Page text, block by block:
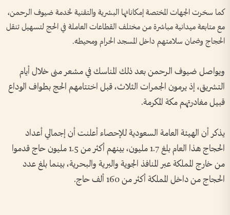
كما سخرت الجهات المختصة إمكاناتها البشرية والتقنية لخدمة ضيوف الرحمن،
مع متابعة ميدانية مباشرة من مختلف القطاعات العاملة في الحج لتسهيل تنقل
الحجاج وضمان سلامتهم داخل المسجد الحرام ومحيطه.
ويواصل ضيوف الرحمن بعد ذلك المناسك في مشعر منى خلال أيام
التشريق، إذ يرمون الجمرات الثلاث، قبل اختتامهم الحج بطواف الوداع
قبيل مغادرتهم مكة المكرمة.
يذكر أن الهيئة العامة السعودية للإحصاء أعلنت أن إجمالي أعداد
الحجاج هذا العام بلغ 1.7 مليون، بينهم أكثر من 1.5 مليون حاج قدموا
من خارج المملكة عبر المنافذ الجوية والبرية والبحرية، بينما بلغ عدد
الحجاج من داخل المملكة أكثر من 160 ألف حاج.